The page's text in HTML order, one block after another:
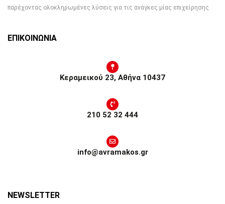
παρέχοντας ολοκληρωμένες λύσεις για τις ανάγκες μίας επιχείρησης
ΕΠΙΚΟΙΝΩΝΙΑ
Κεραμεικού 23, Αθήνα 10437
210 52 32 444
info@avramakos.gr
NEWSLETTER